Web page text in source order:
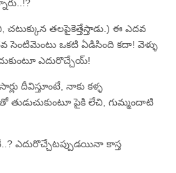
చటుక్కున తలపైకెత్తేస్తాడు.) ఈ ఎదవ
సెంటిమెంటు ఒకటి ఏడిసింది కదా! వెళ్ళు
ఎదురొచ్చేయ్‌!
దీవిస్తూంటే, నాకు కళ్ళ
తుడుచుకుంటూ పైకి లేచి, గుమ్మందాటి
ఎదురొచ్చేటప్పుడయినా కాస్త